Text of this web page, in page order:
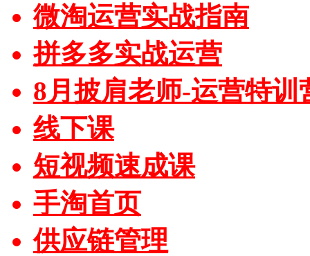
微淘运营实战指南
拼多多实战运营
8月披肩老师-运营特训
线下课
短视频速成课
手淘首页
供应链管理